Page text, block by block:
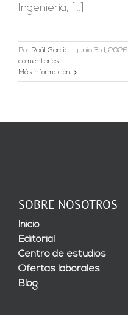
Ingeniería, [...]
Por Raúl García junio 3rd, 2026
comentarios
Más información
SOBRE NOSOTROS
Inicio
Editorial
Centro de estudios
Ofertas laborales
Blog